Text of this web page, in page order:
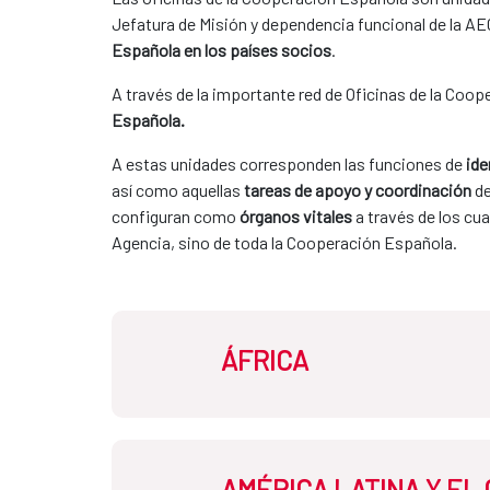
Jefatura de Misión y dependencia funcional de la
Española en los países socios
A través de la importante red de Oficinas de la
Española.
A estas unidades corresponden las funciones de
así como aquellas tareas de apoyo y coordinación
configuran como órganos vitales a través de los
Agencia, sino de toda la Cooperación Española.
ÁFRICA